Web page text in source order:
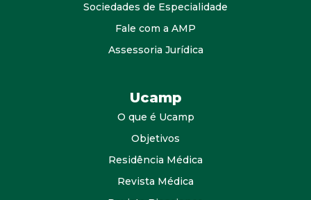
Sociedades de Especialidade
Fale com a AMP
Assessoria Jurídica
Ucamp
O que é Ucamp
Objetivos
Residência Médica
Revista Médica